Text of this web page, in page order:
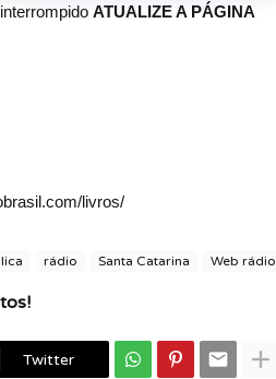
interrompido ATUALIZE A PÁGINA
livros/
rádio Santa Catarina Web rádio
Twitter